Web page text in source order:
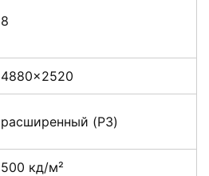
8
4880×2520
расширенный (P3)
500 кд/м²